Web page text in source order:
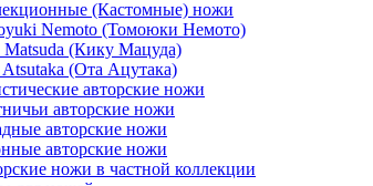
(Кастомные) ножи
Nemoto (Томоюки Немото)
(Кику Мацуда)
Atsutaka (Ота Ацутака)
авторские ножи
авторские ножи
авторские ножи
авторские ножи
ножи в частной коллекции